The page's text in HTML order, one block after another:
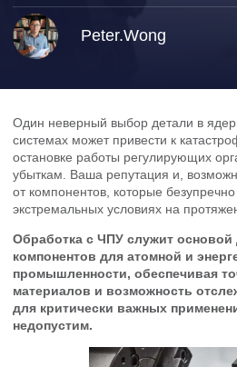
Peter.Wong
Один неверный выбор детали в
системах может привести к
остановке работы регулирующих
убыткам. Ваша репутация и,
от компонентов, которые
экстремальных условиях на
Обработка с ЧПУ служит основой
компонентов для атомной и
промышленности, обеспечивая
материалов и возможность
для критически важных
недопустим.